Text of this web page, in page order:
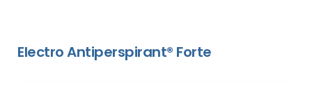
Electro Antiperspirant® Forte